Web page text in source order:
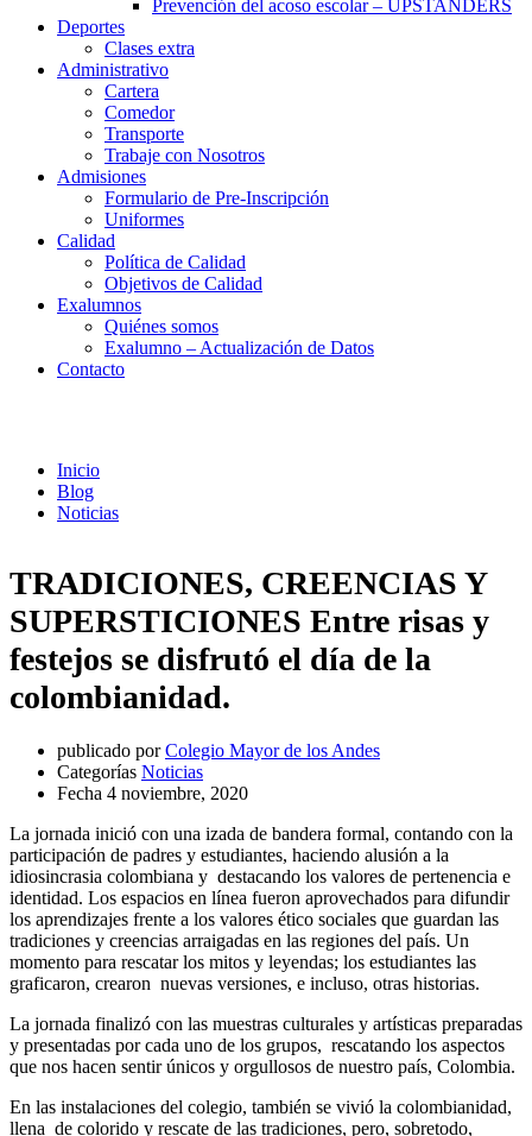
Prevención del acoso escolar – UPSTANDERS
Deportes
Clases extra
Administrativo
Cartera
Comedor
Transporte
Trabaje con Nosotros
Admisiones
Formulario de Pre-Inscripción
Uniformes
Calidad
Política de Calidad
Objetivos de Calidad
Exalumnos
Quiénes somos
Exalumno – Actualización de Datos
Contacto
Inicio
Blog
Noticias
TRADICIONES, CREENCIAS Y
SUPERSTICIONES Entre risas y
festejos se disfrutó el día de la
colombianidad.
publicado por Colegio Mayor de los Andes
Categorías Noticias
Fecha 4 noviembre, 2020
La jornada inició con una izada de bandera formal, contando con la
participación de padres y estudiantes, haciendo alusión a la
idiosincrasia colombiana y destacando los valores de pertenencia e
identidad. Los espacios en línea fueron aprovechados para difundir
los aprendizajes frente a los valores ético sociales que guardan las
tradiciones y creencias arraigadas en las regiones del país. Un
momento para rescatar los mitos y leyendas; los estudiantes las
graficaron, crearon nuevas versiones, e incluso, otras historias.
La jornada finalizó con las muestras culturales y artísticas preparadas
y presentadas por cada uno de los grupos, rescatando los aspectos
que nos hacen sentir únicos y orgullosos de nuestro país, Colombia.
En las instalaciones del colegio, también se vivió la colombianidad,
llena de colorido y rescate de las tradiciones, pero, sobretodo,